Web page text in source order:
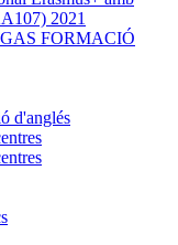
2021
FORMACIÓ
d'anglés